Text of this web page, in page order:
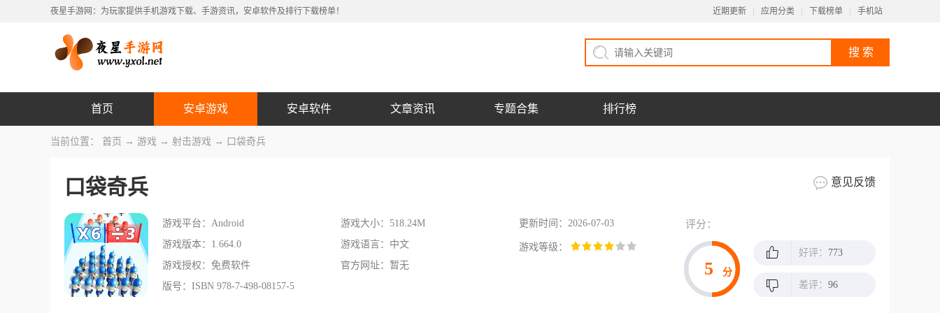
夜星手游网：为玩家提供手机游戏下载、手游资讯，安卓软件及排行下载榜单！ 近期更新 应用分类 下载榜单 手机站
首页 安卓游戏 安卓软件 文章资讯 专题合集 排行榜
当前位置： 首页 → 游戏 → 射击游戏 → 口袋奇兵
口袋奇兵 意见反馈
游戏平台：Android 游戏大小：518.24M
更新时间：2026-07-03
游戏版本：1.664.0
游戏语言：中文
游戏等级：
游戏授权：免费软件
官方网址：暂无
版号：ISBN 978-7-498-08157-5
评分：
5 分
好评： 773
差评： 96